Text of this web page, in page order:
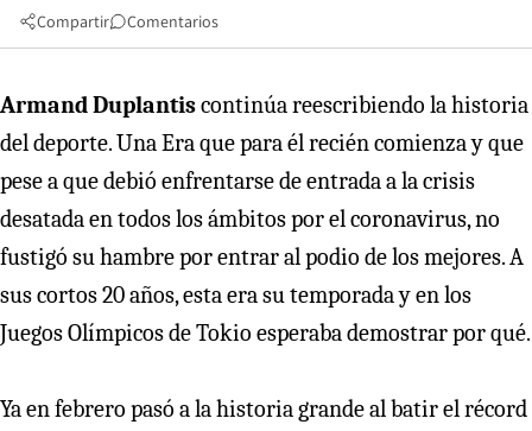
Compartir Comentarios
Armand Duplantiscontinúa reescribiendo la historia
del deporte. Una Era que para él recién comienza y que
pese a que debió enfrentarse de entrada a la crisis
desatada en todos los ámbitos por el coronavirus, no
fustigó su hambre por entrar al podio de los mejores. A
sus cortos 20 años, esta era su temporada y en los
Juegos Olímpicos de Tokio esperaba demostrar por qué.
Ya en febrero pasó a la historia grande al batir el récord